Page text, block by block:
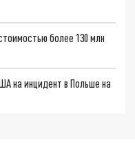
более 130 млн
на инцидент в Польше на